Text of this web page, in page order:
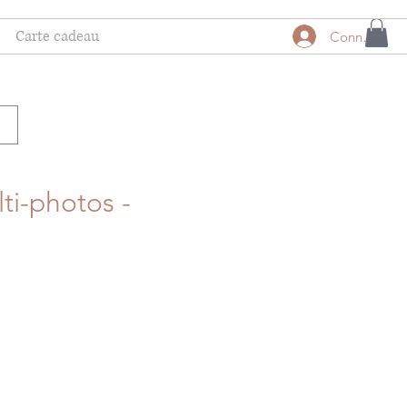
Carte cadeau Connexion
photos -